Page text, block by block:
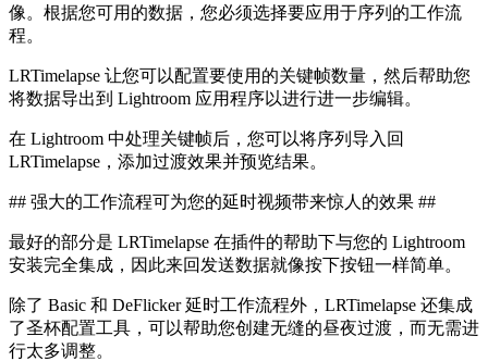
像。根据您可用的数据，您必须选择要应用于序列的工作流
程。
LRTimelapse 让您可以配置要使用的关键帧数量，然后帮助您
将数据导出到 Lightroom 应用程序以进行进一步编辑。
在 Lightroom 中处理关键帧后，您可以将序列导入回
LRTimelapse，添加过渡效果并预览结果。
## 强大的工作流程可为您的延时视频带来惊人的效果 ##
最好的部分是 LRTimelapse 在插件的帮助下与您的 Lightroom
安装完全集成，因此来回发送数据就像按下按钮一样简单。
除了 Basic 和 DeFlicker 延时工作流程外，LRTimelapse 还集成
了圣杯配置工具，可以帮助您创建无缝的昼夜过渡，而无需进
行太多调整。